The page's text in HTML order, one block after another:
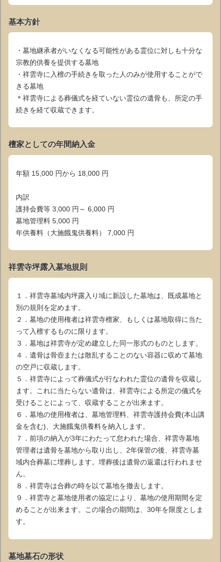
基本方針
・墓地継承者がいなくなる可能性がある霊位に対しも十分な
宗教的供養を提供する墓地
・祥雲寺に入檀の手続きを取った人のみが使用することがで
きる墓地
＊祥雲寺による葬儀式を経ていない霊位の遺骨も、所定の手
続きを経て収蔵できます。
檀家としての年間納入金
年額 15,000 円から 18,000 円
内訳
護持会費等 3,000 円～ 6,000 円
墓地管理料 5,000 円
年供養料（大施餓鬼供養料） 7,000 円
祥雲寺坪露入墓地規則
１．祥雲寺墓域内坪露入り域に新設した墓地は、既成墓地と
別の規則を定めます。
２．墓地の使用権者は祥雲寺檀家、もしくは墓地取得に当た
って入檀するものに限ります。
３．墓地は祥雲寺が定め建立した同一形式のものとします。
４．遺骨は骨壺または散乱することのない容器に収めて墓地
の空戸に収蔵します。
５．祥雲寺によって葬儀式が行なわれた霊位の遺骨を収蔵し
ます。これに当たらない遺骨は、祥雲寺による所定の儀式を
受けることによって、収蔵することが出来ます。
６．墓地の使用権者は、墓地管理料、祥雲寺護持会費(本山講
金を含む)、大施餓鬼供養料を納入します。
７．前項の納入が3年にわたって怠われた場合、祥雲寺墓地
管理者は遺骨を墓地から取り出し、2年保管の後、祥雲寺墓
域内合葬墓に埋葬します。埋葬後は遺骨の返還は行われませ
ん。
８．祥雲寺は合葬の時を以て墓地を撤去します。
９．祥雲寺と墓地使用者の協定により、墓地の使用期間を定
めることが出来ます。この場合の期間は、30年を限度としま
す。
墓地墓石の形状